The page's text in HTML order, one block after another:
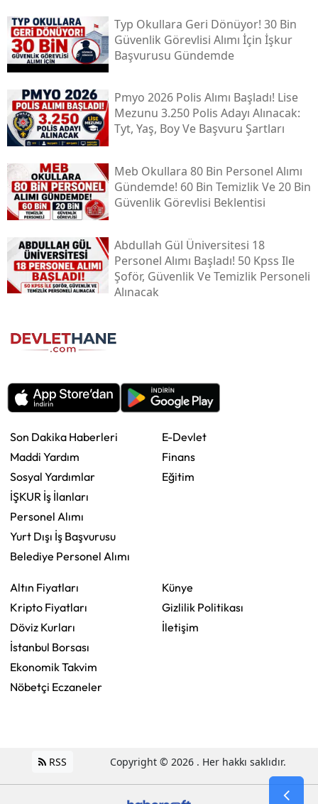
Typ Okullara Geri Dönüyor! 30 Bin
Güvenlik Görevlisi Alımı İçin İşkur
Başvurusu Gündemde
Pmyo 2026 Polis Alımı Başladı! Lise
Mezunu 3.250 Polis Adayı Alınacak:
Tyt, Yaş, Boy Ve Başvuru Şartları
Meb Okullara 80 Bin Personel Alımı
Gündemde! 60 Bin Temizlik Ve 20 Bin
Güvenlik Görevlisi Beklentisi
Abdullah Gül Üniversitesi 18
Personel Alımı Başladı! 50 Kpss Ile
Şoför, Güvenlik Ve Temizlik Personeli
Alınacak
Son Dakika Haberleri
Maddi Yardım
Sosyal Yardımlar
İŞKUR İş İlanları
Personel Alımı
Yurt Dışı İş Başvurusu
Belediye Personel Alımı
E-Devlet
Finans
Eğitim
Altın Fiyatları
Kripto Fiyatları
Döviz Kurları
İstanbul Borsası
Ekonomik Takvim
Nöbetçi Eczaneler
Künye
Gizlilik Politikası
İletişim
RSS Copyright © 2026 . Her hakkı saklıdır.